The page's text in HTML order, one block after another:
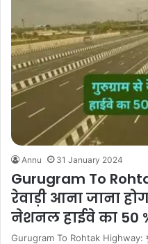
Annu 31 January 2024
Gurugram To
रेवाड़ी आना जाना
नेशनल हाईवे का 50
Gurugram To Rohtak Highway: